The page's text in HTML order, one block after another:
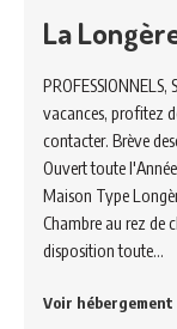
La
vacances, profitez
contacter. Brève
Ouvert toute
Maison Type
Chambre au rez de
disposition toute…
Voir hébergement